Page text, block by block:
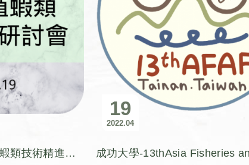
臺灣海洋大學-台灣養殖蝦類技術精進研討會
19
04
2022